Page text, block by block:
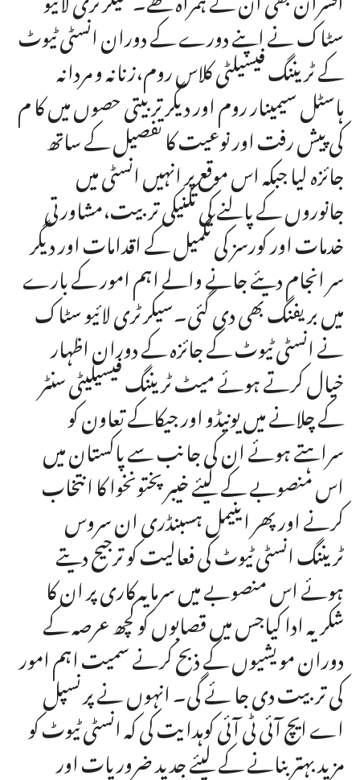
سٹاک نے اپنے دورے کے دوران انسٹی ٹیوٹ
کے ٹریننگ فیسیلٹی کلاس روم،زنانہ و مردانہ
ہاسٹل سیمینار روم اور دیگر تربیتی حصوں میں کا م
کی پیش رفت اور نوعیت کا تفصیل کے ساتھ
جائزہ لیا جبکہ اس موقع پر انہیں انسٹی میں
جانوروں کے پالنے کی تکنیکی تربیت،مشاورتی
خدمات اور کورسز کی تکمیل کے اقدامات اور دیگر
سر انجام دیئے جانے والے اہم امور کے بارے
میں بریفنگ بھی دی گئی۔سیکرٹری لائیو سٹاک
نے انسٹی ٹیوٹ کے جائزہ کے دوران اظہار
خیال کرتے ہوئے میٹ ٹریننگ فیسیلیٹی سنٹر
کے چلانے میں یونیڈو اور جیکاکے تعاون کو
سراہتے ہوئے ان کی جانب سے پاکستان میں
اس منصوبے کے لیئے خیبر پختونخوا کا انتخاب
کرنے اور پھر اینیمل ہسبنڈری ان سروس
ٹریننگ انسٹی ٹیوٹ کی فعالیت کو ترجیح دیتے
ہوئے اس منصوبے میں سرمایہ کاری پر ان کا
شکریہ ادا کیاجس میں قصابوں کو کچھ عرصہ کے
دوران مویشیوں کے ذبح کرنے سمیت اہم امور
کی تربیت دی جا ئے گی۔ انہوں نے پرنسپل
اے ایچ آئی ٹی آئی کوہدایت کی کہ انسٹی ٹیوٹ کو
مزید بہتر بنانے کے لیئے جدید ضروریات اور